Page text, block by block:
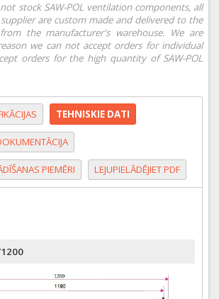
stock SAW-POL ventilation components, all
are custom made and delivered to the
the manufacturer's warehouse. We are
we can not accept orders for individual
orders for the high quantity of SAW-POL
TEHNISKIE DATI
PIEMĒRI LEJUPIELĀDĒJIET PDF